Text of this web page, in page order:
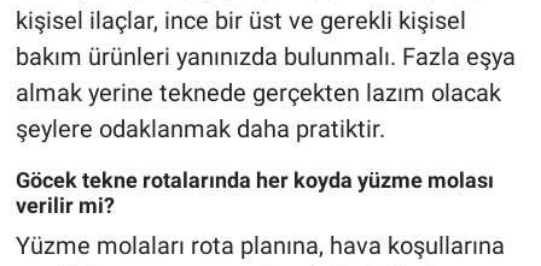
kişisel ilaçlar, ince bir üst ve gerekli kişisel
bakım ürünleri yanınızda bulunmalı. Fazla eşya
almak yerine teknede gerçekten lazım olacak
şeylere odaklanmak daha pratiktir.
Göcek tekne rotalarında her koyda yüzme molası
verilir mi?
Yüzme molaları rota planına, hava koşullarına